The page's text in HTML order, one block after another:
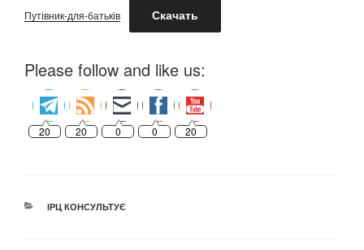
Путівник-для-батьків Скачать
Please follow and like us:
20 20 0 0 20
РУБРИКИ
ІРЦ КОНСУЛЬТУЄ